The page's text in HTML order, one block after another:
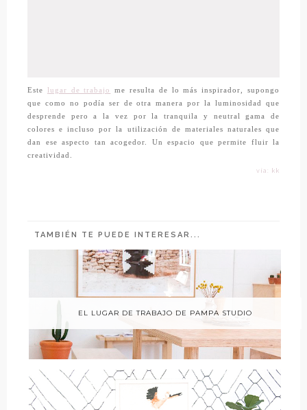
Este lugar de trabajo
me resulta de lo más inspirador, supongo
que como no podía ser de otra manera por la luminosidad que
desprende pero a la vez por la tranquila y neutral gama de
colores e incluso por la utilización de materiales naturales que
dan ese aspecto tan acogedor. Un espacio que permite fluir la
creatividad.
vía: kk
TAMBIÉN TE PUEDE INTERESAR...
EL LUGAR DE TRABAJO DE PAMPA STUDIO